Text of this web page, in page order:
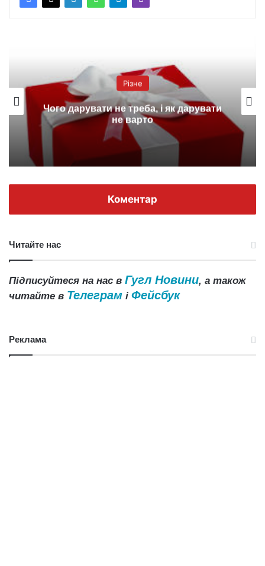
Різне
Чого дарувати не треба, і як дарувати
не варто
Коментар
Читайте нас
Підписуйтеся на нас в Гугл Новини, а також
читайте в Телеграм і Фейсбук
Реклама